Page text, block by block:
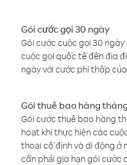
Gói cước gọi 30 ngày
Gói cước cuộc gọi 30
cuộc gọi quốc tế đến địa
ngày với cước phí thấp
Gói thuê bao hàng
Gói cước thuê bao hàng
hoạt khi thực hiện các
thoại cố định và di động ở
cần phải gia hạn gói cước